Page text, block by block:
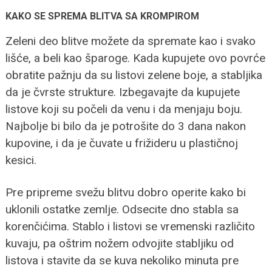
KAKO SE SPREMA BLITVA SA KROMPIROM
Zeleni deo blitve možete da spremate kao i svako
lišće, a beli kao šparoge. Kada kupujete ovo povrće
obratite pažnju da su listovi zelene boje, a stabljika
da je čvrste strukture. Izbegavajte da kupujete
listove koji su počeli da venu i da menjaju boju.
Najbolje bi bilo da je potrošite do 3 dana nakon
kupovine, i da je čuvate u frižideru u plastičnoj
kesici.
Pre pripreme svežu blitvu dobro operite kako bi
uklonili ostatke zemlje. Odsecite dno stabla sa
korenčićima. Stablo i listovi se vremenski različito
kuvaju, pa oštrim nožem odvojite stabljiku od
listova i stavite da se kuva nekoliko minuta pre